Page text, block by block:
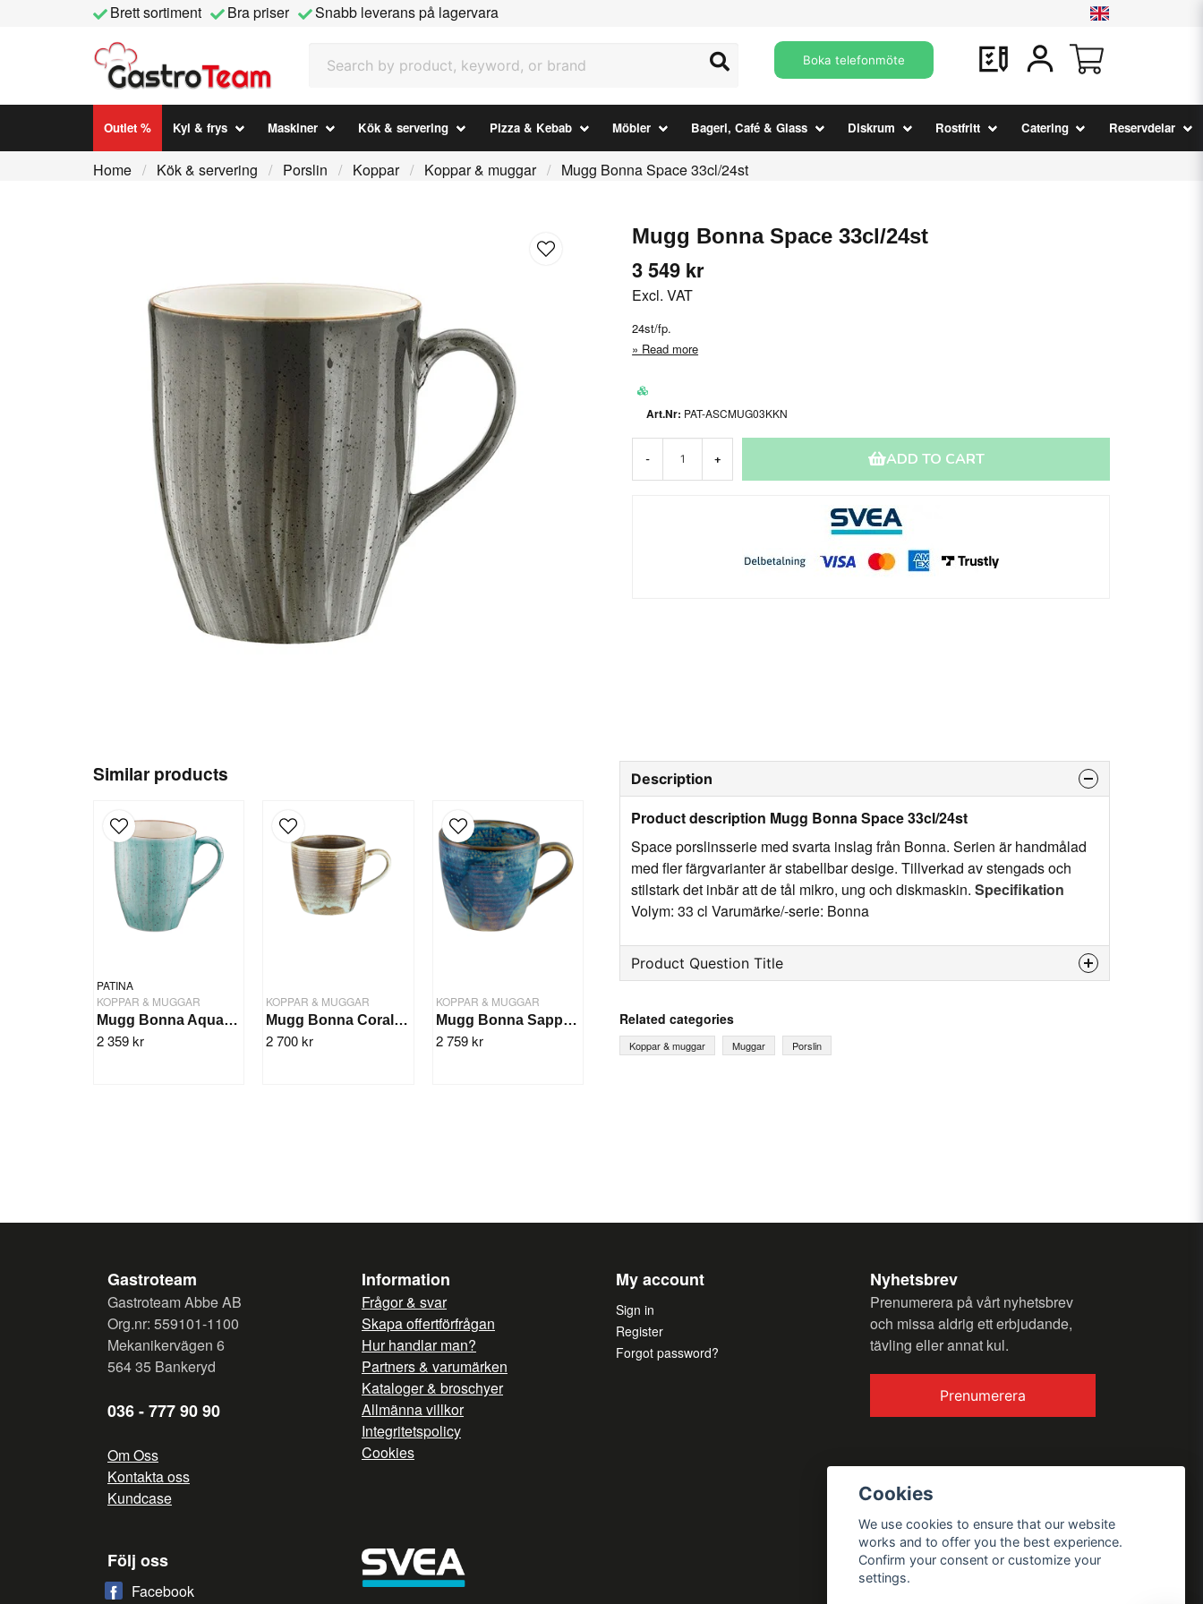
Brett sortiment Bra priser
Snabb leverans på lagervara
Boka telefonmöte
Outlet % Kyl & frys Maskiner Kök & servering Pizza & Kebab Möbler Bageri, Café & Glass Diskrum Rostfritt Catering Reservdelar
Home Kök & servering Porslin Koppar Koppar & muggar Mugg Bonna Space 33cl/24st
Mugg Bonna Space 33cl/24st
3 549 kr
Excl. VAT
24st/fp.
Read more
PAT-ASCMUG03KKN
- + ADD TO CART
Similar products
PATINA
KOPPAR & MUGGAR
Mugg Bonna Aqua 33cl/24st
2 359 kr
KOPPAR & MUGGAR
Mugg Bonna Coral 32cl/24st
2 700 kr
KOPPAR & MUGGAR
Mugg Bonna Sapphire 32 cl/24st
2 759 kr
Description
Product description Mugg Bonna Space 33cl/24st
Space porslinsserie med svarta inslag från Bonna. Serien är handmålad
med fler färgvarianter är stabellbar desige. Tillverkad av stengads och
stilstark det inbär att de tål mikro, ung och diskmaskin. Specifikation
Volym: 33 cl Varumärke/-serie: Bonna
Product Question Title
Ask us something about this product...
Send question
Related categories
Koppar & muggar Muggar Porslin
Gastroteam
Gastroteam Abbe AB
Org.nr: 559101-1100
Mekanikervägen 6
564 35 Bankeryd
036 - 777 90 90
Om Oss
Kontakta oss
Kundcase
Information
Frågor & svar
Skapa offertförfrågan
Hur handlar man?
Partners & varumärken
Kataloger & broschyer
Allmänna villkor
Integritetspolicy
Cookies
My account
Sign in
Register
Forgot password?
Nyhetsbrev
Prenumerera på vårt nyhetsbrev
och missa aldrig ett erbjudande,
tävling eller annat kul.
Prenumerera
Följ oss
Facebook
Cookies
We use cookies to ensure that our website
works and to offer you the best experience.
Confirm your consent or customize your
settings.